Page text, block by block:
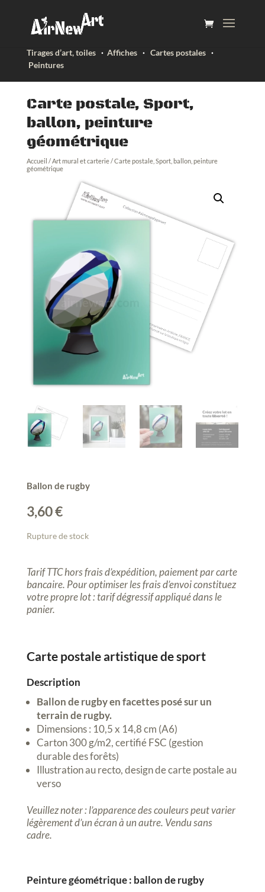
Tirages d’art, toiles· Affiches· Cartes postales·
Peintures
Carte postale, Sport,
ballon, peinture
géométrique
Accueil /Art mural et carterie/ Carte postale, Sport, ballon, peinture
géométrique
Ballon de rugby
3,60€
Rupture de stock
Tarif TTC hors frais d’expédition, paiement par carte
bancaire. Pour optimiser les frais d’envoi constituez
votre propre lot : tarif dégressif appliqué dans le
panier.
Carte postale artistique de sport
Description
Ballon de rugby en facettes posé sur un
terrain de rugby.
Dimensions : 10,5 x 14,8 cm (A6)
Carton 300 g/m2, certifié FSC (gestion
durable des forêts)
Illustration au recto, design de carte postale au
verso
Veuillez noter : l’apparence des couleurs peut varier
légèrement d’un écran à un autre. Vendu sans
cadre.
Peinture géométrique : ballon de rugby